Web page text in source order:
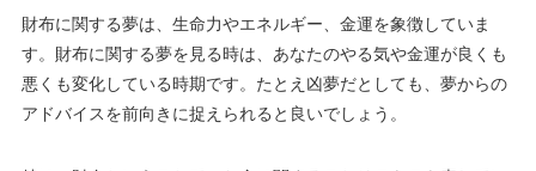
財布に関する夢は、生命力やエネルギー、金運を象徴していま
す。財布に関する夢を見る時は、あなたのやる気や金運が良くも
悪くも変化している時期です。たとえ凶夢だとしても、夢からの
アドバイスを前向きに捉えられると良いでしょう。